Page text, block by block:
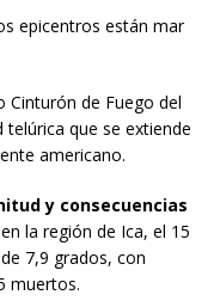
epicentros están mar
Cinturón de Fuego del
que se extiende
americano.
y consecuencias
la región de Ica, el 15
7,9 grados, con
muertos.